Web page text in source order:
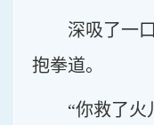
深吸了一
抱拳道。
“你救了火